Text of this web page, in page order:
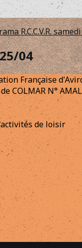
R.C.C.V.R.
04
Française
N°
de loisir